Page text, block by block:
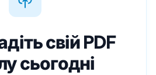
свій PDF
сьогодні